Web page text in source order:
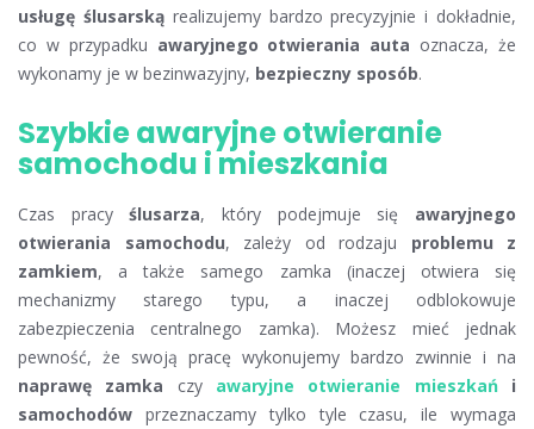
usługę ślusarską realizujemy bardzo precyzyjnie i dokładnie,
co w przypadku awaryjnego otwierania auta oznacza, że
wykonamy je w bezinwazyjny, bezpieczny sposób.
Szybkie awaryjne otwieranie
samochodu i mieszkania
Czas pracyślusarza, który podejmuje się awaryjnego
otwierania samochodu, zależy od rodzaju problemu z
zamkiem, a także samego zamka (inaczej otwiera się
mechanizmy starego typu, a inaczej odblokowuje
zabezpieczenia centralnego zamka). Możesz mieć jednak
pewność, że swoją pracę wykonujemy bardzo zwinnie i na
naprawę zamka czy awaryjne otwieranie mieszkańi
samochodów przeznaczamy tylko tyle czasu, ile wymaga